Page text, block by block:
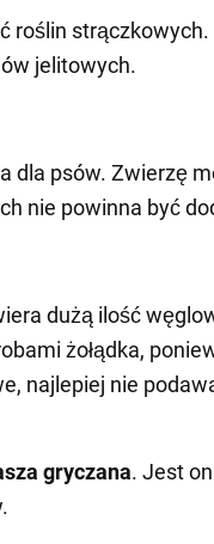
roślin strączkowych.
jelitowych.
dla psów. Zwierzę
nie powinna być
dużą ilość
żołądka,
najlepiej nie
gryczana. Jest